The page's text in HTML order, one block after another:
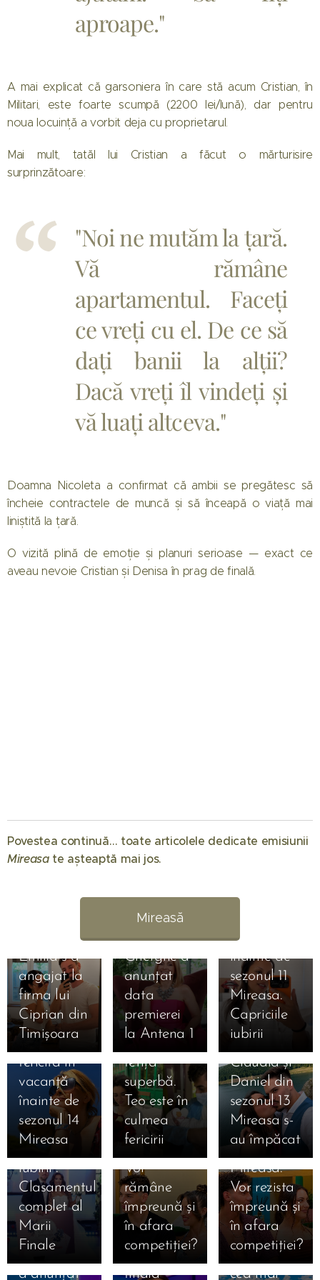
aproape."
A mai explicat că garsoniera în care stă acum Cristian, în
Militari, este foarte scumpă (2200 lei/lună), dar pentru
noua locuință a vorbit deja cu proprietarul.
Mai mult, tatăl lui Cristian a făcut o mărturisire
surprinzătoare:
"Noi ne mutăm la țară.
Vă rămâne
apartamentul. Faceți
ce vreți cu el. De ce să
dați banii la alții?
Dacă vreți îl vindeți și
vă luați altceva."
Doamna Nicoleta a confirmat că ambii se pregătesc să
încheie contractele de muncă și să înceapă o viață mai
liniștită la țară.
O vizită plină de emoție și planuri serioase — exact ce
aveau nevoie Cristian și Denisa în prag de finală.
Povestea continuă… toate articolele dedicate emisiunii
Mireasate așteaptă mai jos. 💖
Mireasă
Emilia s-a
angajat la
firma lui
Ciprian din
Timișoara
Când
începe
Mireasa
Regatul
inimii.
Simona
Gherghe a
anunțat
data
premierei
la Antena 1
Preda se
vacanță
înainte de
sezonul 11
Mireasa.
Capriciile
iubirii
31.07.2026
Simona
Gherghe,
extrem de
fericită în
vacanță
înainte de
sezonul 14
Mireasa
31.07.2026
Liliana din
sezonul 11
Mireasa a
născut o
fetiță
superbă.
Teo este în
culmea
fericirii
Claudia și
Daniel din
sezonul 13
Mireasa s-
au împăcat
17.07.2026
Ema și
Alan au
câștigat
Mireasa,
sezonul 13
„Meciul
iubirii”.
Clasamentul
complet al
Marii
Finale
16.07.2026
Daniela și
Mihai
după
Mireasa.
Vor
rămâne
împreună și
în afara
competiției?
16.07.2026
Denis și
Bianca
după
Mireasa.
Vor rezista
împreună și
în afara
competiției?
16.07.2026
Ioana din
sezonul 8
Mireasa și-
a anunțat
16.07.2026
Bia și-a
ales
favoriții
pentru
marea
finală
16.07.2026
Mihaela a
anunțat că
a divorțat
oficial de
Ștefan:
„Urmează
cea mai
16.07.2026 16.07.2026